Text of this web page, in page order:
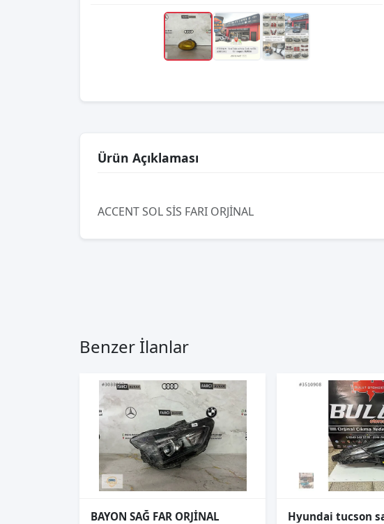
Ürün Açıklaması
ACCENT SOL SİS FARI ORJİNAL
Benzer İlanlar
BAYON SAĞ FAR ORJİNAL